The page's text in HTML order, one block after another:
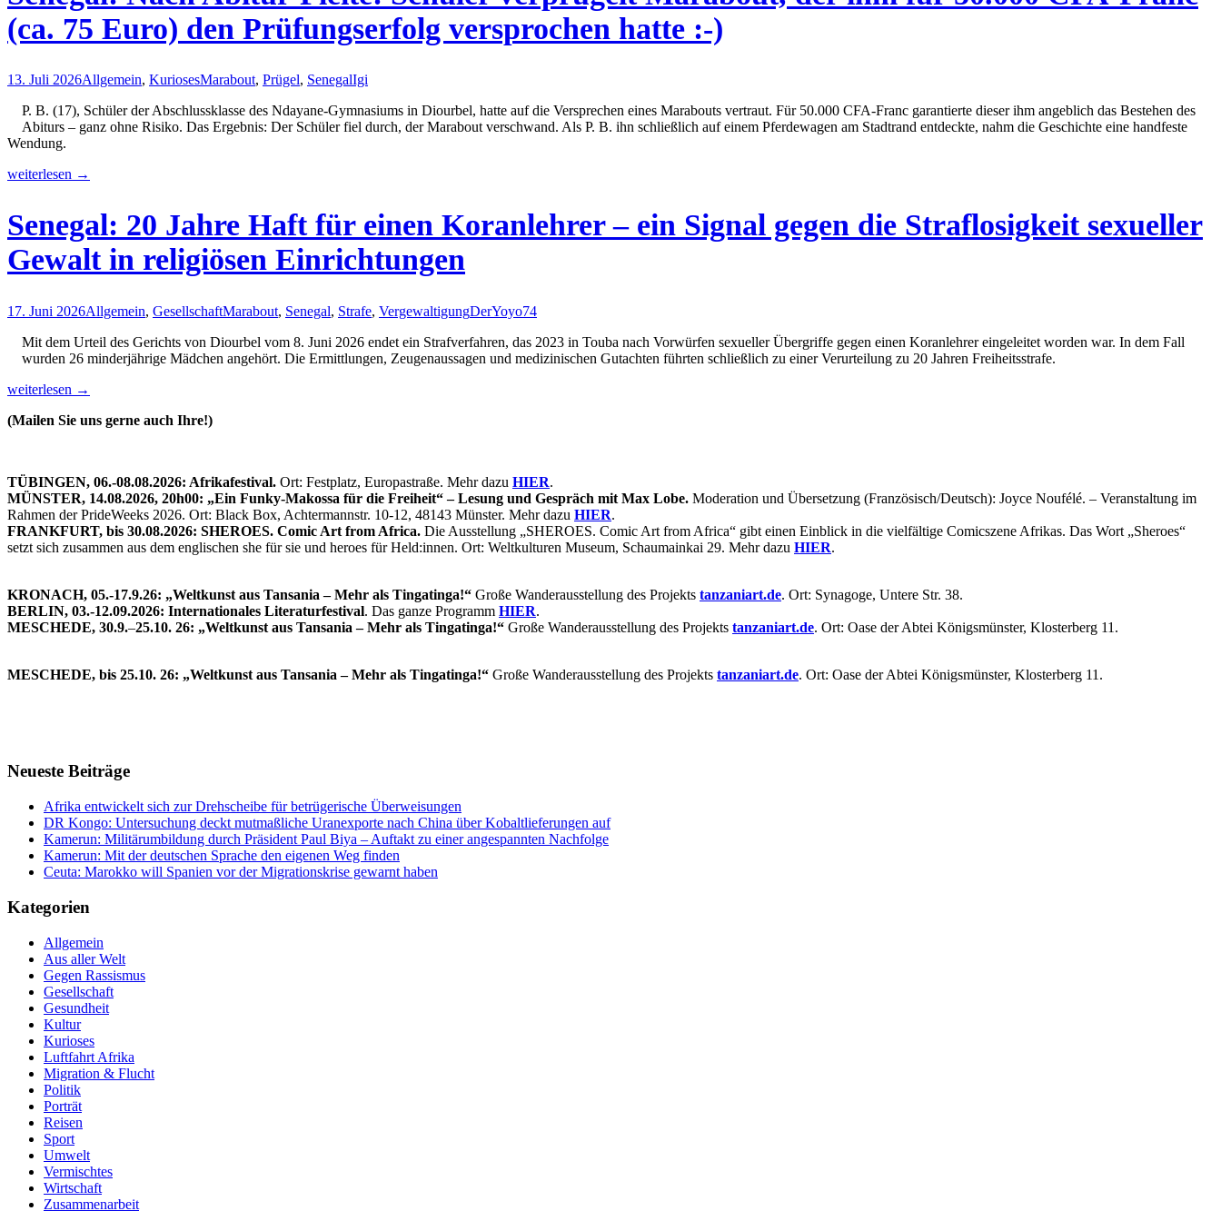
(ca. 75 Euro) den Prüfungserfolg versprochen hatte :-)
13. Juli 2026Allgemein, KuriosesMarabout, Prügel, SenegalIgi
P. B. (17), Schüler der Abschlussklasse des Ndayane-Gymnasiums in Diourbel, hatte auf die Versprechen eines Marabouts vertraut. Für 50.000 CFA-Franc garantierte dieser ihm angeblich das Bestehen des
Abiturs – ganz ohne Risiko. Das Ergebnis: Der Schüler fiel durch, der Marabout verschwand. Als P. B. ihn schließlich auf einem Pferdewagen am Stadtrand entdeckte, nahm die Geschichte eine handfeste
Wendung.
Senegal:
Pleite:
Schüler
verprügelt
Marabout,
ihm
für
50.000
CFA-
(ca.
Euro)
hatte
🙂
weiterlesen →
Senegal: 20 Jahre Haft für einen Koranlehrer – ein Signal gegen die Straflosigkeit sexueller
Gewalt in religiösen Einrichtungen
17. Juni 2026Allgemein, GesellschaftMarabout, Senegal, Strafe, VergewaltigungDerYoyo74
Mit dem Urteil des Gerichts von Diourbel vom 8. Juni 2026 endet ein Strafverfahren, das 2023 in Touba nach Vorwürfen sexueller Übergriffe gegen einen Koranlehrer eingeleitet worden war. In dem Fall
wurden 26 minderjährige Mädchen angehört. Die Ermittlungen, Zeugenaussagen und medizinischen Gutachten führten schließlich zu einer Verurteilung zu 20 Jahren Freiheitsstrafe.
Senegal:
Jahre
Koranlehrer
–
ein
Signal
gegen
sexueller
Gewalt
in
Einrichtungen
weiterlesen →
(Mailen Sie uns gerne auch Ihre!)
TÜBINGEN, 06.-08.08.2026: Afrikafestival. Ort: Festplatz, Europastraße. Mehr dazu HIER.
MÜNSTER, 14.08.2026, 20h00: „Ein Funky-Makossa für die Freiheit“ – Lesung und Gespräch mit Max Lobe. Moderation und Übersetzung (Französisch/Deutsch): Joyce Noufélé. – Veranstaltung im
Rahmen der PrideWeeks 2026. Ort: Black Box, Achtermannstr. 10-12, 48143 Münster. Mehr dazu HIER.
FRANKFURT, bis 30.08.2026: SHEROES. Comic Art from Africa. Die Ausstellung „SHEROES. Comic Art from Africa“ gibt einen Einblick in die vielfältige Comicszene Afrikas. Das Wort „Sheroes“
setzt sich zusammen aus dem englischen she für sie und heroes für Held:innen. Ort: Weltkulturen Museum, Schaumainkai 29. Mehr dazu HIER.
KRONACH, 05.-17.9.26: „Weltkunst aus Tansania – Mehr als Tingatinga!“ Große Wanderausstellung des Projekts tanzaniart.de. Ort: Synagoge, Untere Str. 38.
BERLIN, 03.-12.09.2026: Internationales Literaturfestival. Das ganze Programm HIER.
MESCHEDE, 30.9.–25.10. 26: „Weltkunst aus Tansania – Mehr als Tingatinga!“ Große Wanderausstellung des Projekts tanzaniart.de. Ort: Oase der Abtei Königsmünster, Klosterberg 11.
MESCHEDE, bis 25.10. 26: „Weltkunst aus Tansania – Mehr als Tingatinga!“ Große Wanderausstellung des Projekts tanzaniart.de. Ort: Oase der Abtei Königsmünster, Klosterberg 11.
Neueste Beiträge
Afrika entwickelt sich zur Drehscheibe für betrügerische Überweisungen
DR Kongo: Untersuchung deckt mutmaßliche Uranexporte nach China über Kobaltlieferungen auf
Kamerun: Militärumbildung durch Präsident Paul Biya – Auftakt zu einer angespannten Nachfolge
Kamerun: Mit der deutschen Sprache den eigenen Weg finden
Ceuta: Marokko will Spanien vor der Migrationskrise gewarnt haben
Kategorien
Allgemein
Aus aller Welt
Gegen Rassismus
Gesellschaft
Gesundheit
Kultur
Kurioses
Luftfahrt Afrika
Migration & Flucht
Politik
Porträt
Reisen
Sport
Umwelt
Vermischtes
Wirtschaft
Zusammenarbeit